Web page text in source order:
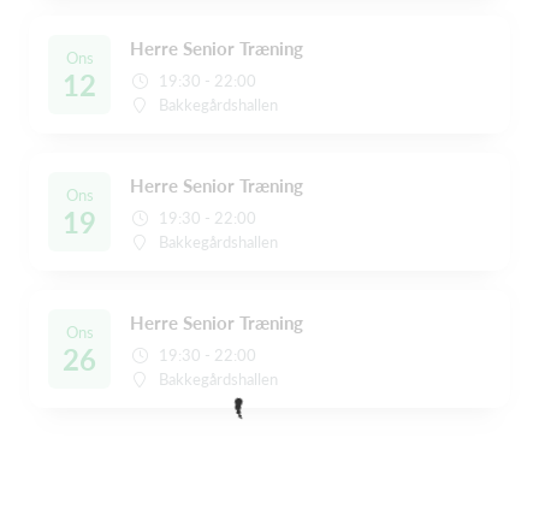
Ons
12
Herre Senior Træning
19:30 - 22:00
Bakkegårdshallen
Ons
19
Herre Senior Træning
19:30 - 22:00
Bakkegårdshallen
Ons
26
Herre Senior Træning
19:30 - 22:00
Bakkegårdshallen